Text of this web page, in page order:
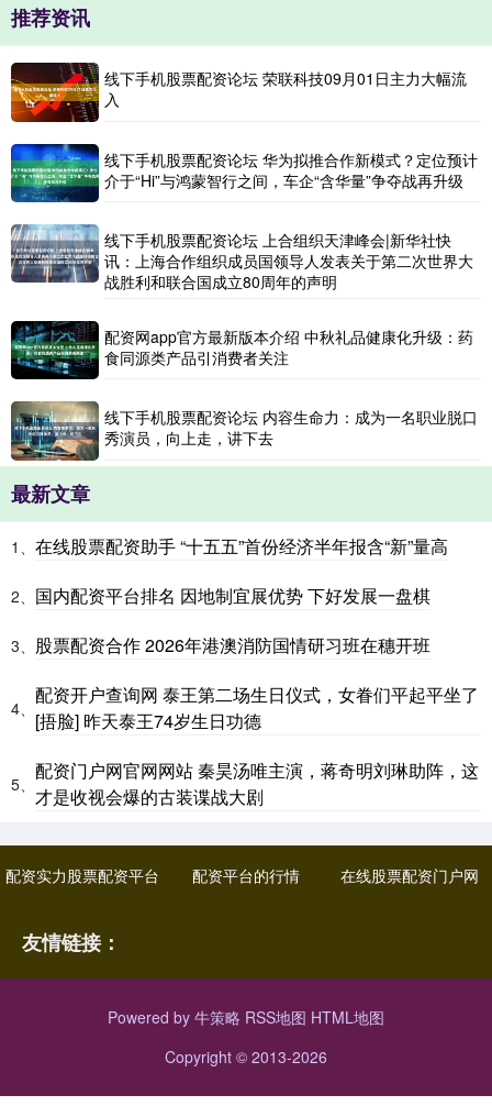
推荐资讯
线下手机股票配资论坛 荣联科技09月01日主力大幅流
入
线下手机股票配资论坛 华为拟推合作新模式？定位预计
介于“Hi”与鸿蒙智行之间，车企“含华量”争夺战再升级
线下手机股票配资论坛 上合组织天津峰会|新华社快
讯：上海合作组织成员国领导人发表关于第二次世界大
战胜利和联合国成立80周年的声明
配资网app官方最新版本介绍 中秋礼品健康化升级：药
食同源类产品引消费者关注
线下手机股票配资论坛 内容生命力：成为一名职业脱口
秀演员，向上走，讲下去
最新文章
1、 在线股票配资助手 “十五五”首份经济半年报含“新”量高
2、 国内配资平台排名 因地制宜展优势 下好发展一盘棋
3、 股票配资合作 2026年港澳消防国情研习班在穗开班
4、
配资开户查询网 泰王第二场生日仪式，女眷们平起平坐了
[捂脸] 昨天泰王74岁生日功德
5、
配资门户网官网网站 秦昊汤唯主演，蒋奇明刘琳助阵，这
才是收视会爆的古装谍战大剧
配资实力股票配资平台 配资平台的行情 在线股票配资门户网
友情链接：
Powered by 牛策略 RSS地图 HTML地图
Copyright © 2013-2026